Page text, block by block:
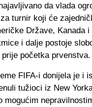
da vlada
turnir koji će
Države, Kanada
i dalje postoje
početka prvenstva.
FIFA-i donijela je i
tužioci iz New
mogućim